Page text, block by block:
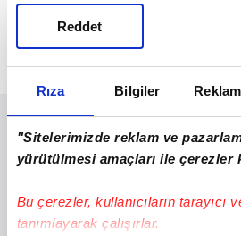
Rıza Bilgiler
"Sitelerimizde reklam ve
yürütülmesi amaçları ile çerezler
Bu çerezler, kullanıcıların tarayıcı
tanımlayarak çalışırlar.
Reddet